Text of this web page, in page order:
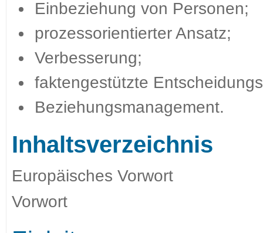
Einbeziehung von Personen;
prozessorientierter Ansatz;
Verbesserung;
faktengestützte
Beziehungsmanagement.
Inhaltsverzeichnis
Europäisches Vorwort
Vorwort